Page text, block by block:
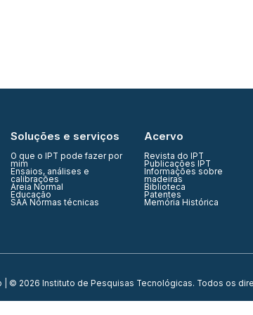
Soluções e serviços
O que o IPT pode fazer por
mim
Ensaios, análises e
calibrações
Areia Normal
Educação
SAA Normas técnicas
Acervo
Revista do IPT
Publicações IPT
Informações sobre
madeiras
Biblioteca
Patentes
Memória Histórica
| © 2026 Instituto de Pesquisas Tecnológicas. Todos os